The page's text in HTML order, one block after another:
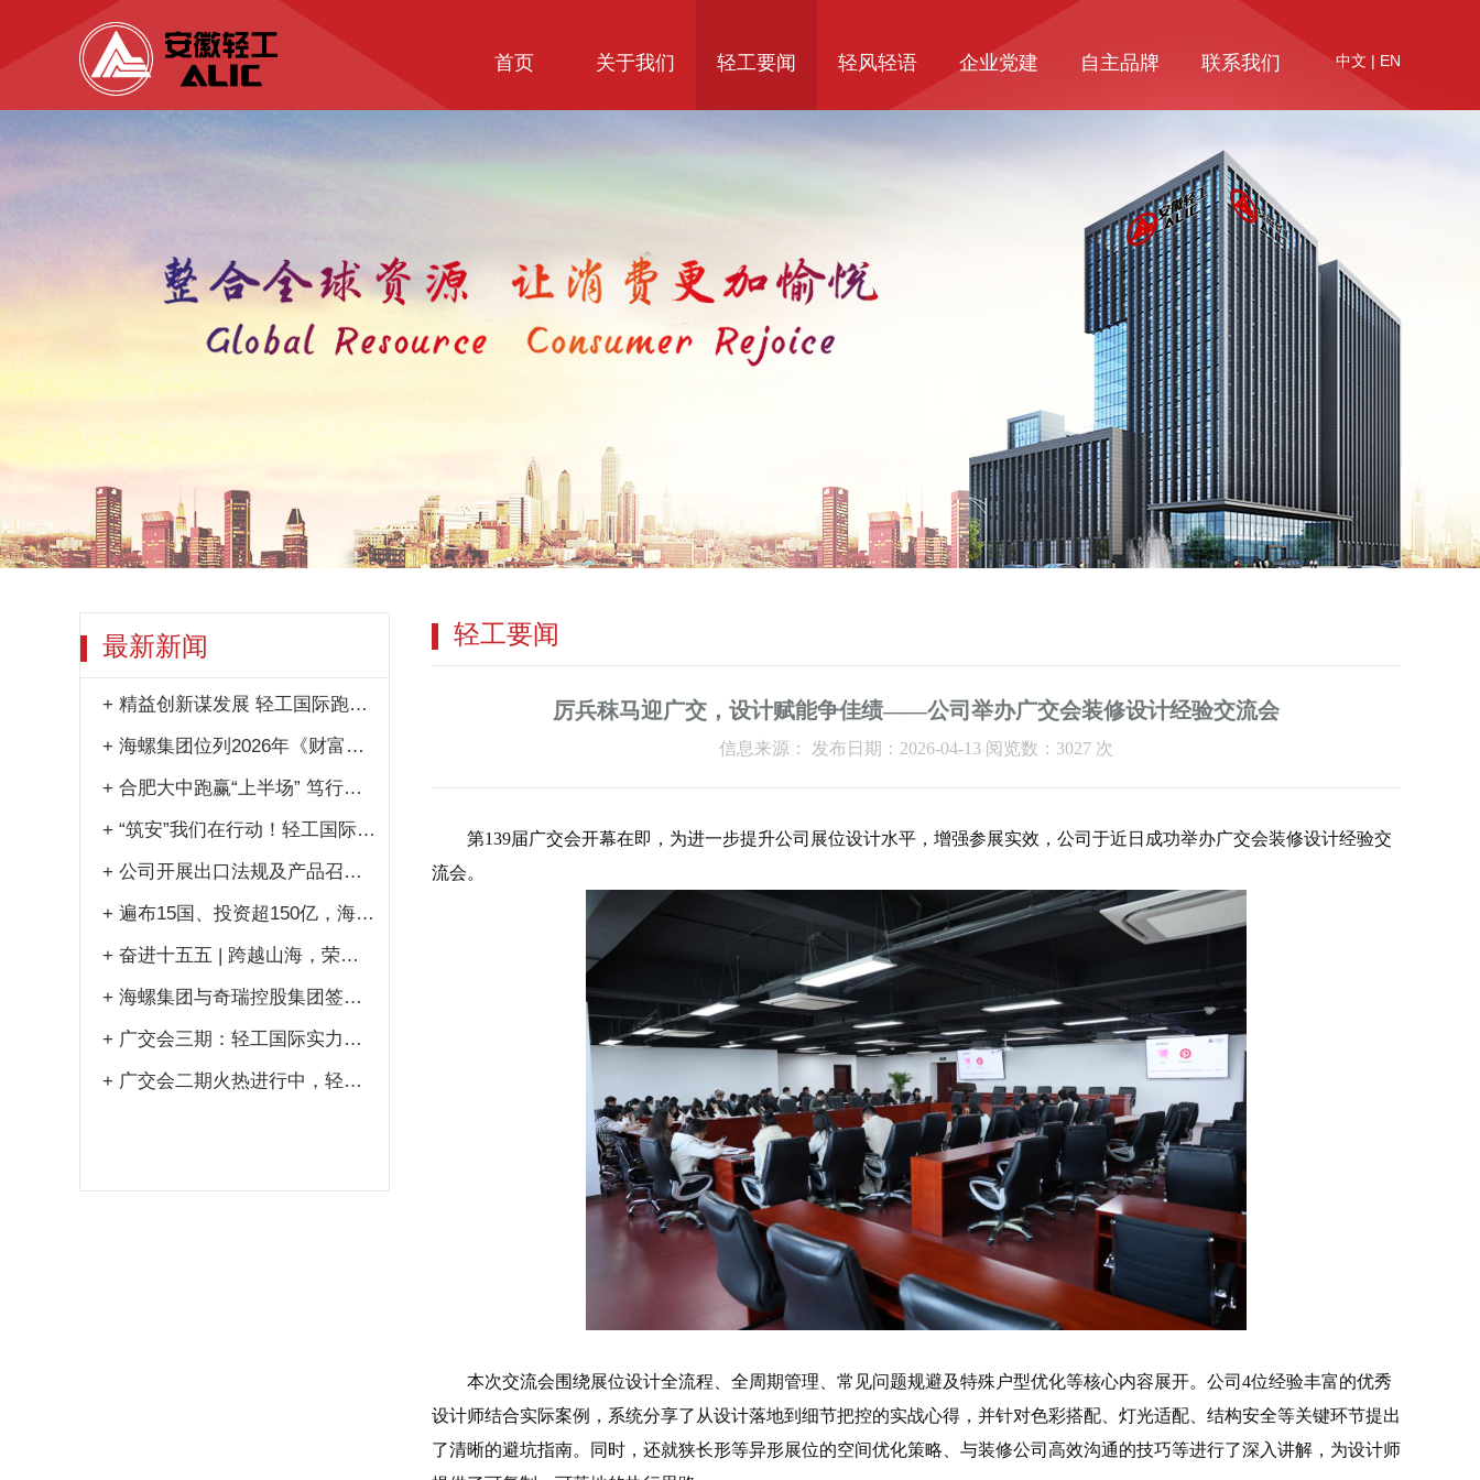
中文 | EN
首页 关于我们 轻工要闻 轻风轻语 企业党建 自主品牌 联系我们
最新新闻
+ 精益创新谋发展 轻工国际跑出提质增效加速度
+ 海螺集团位列2026年《财富》中国500强第181位
+ 合肥大中跑赢“上半场” 笃行实干奋进“全年红”
+ “筑安”我们在行动！轻工国际2026年安全生产月活动多点开花
+ 公司开展出口法规及产品召回警示专项培训
+ 遍布15国、投资超150亿，海螺交出RCEP亮眼答卷
+ 奋进十五五 | 跨越山海，荣耀交付！这艘“轻工造”散货船踏浪出征
+ 海螺集团与奇瑞控股集团签署战略合作协议
+ 广交会三期：轻工国际实力出圈，尽显品质魅力
+ 广交会二期火热进行中，轻工国际展位再现热潮
轻工要闻
厉兵秣马迎广交，设计赋能争佳绩——公司举办广交会装修设计经验交流会
信息来源： 发布日期：2026-04-13 阅览数：3027 次
第139届广交会开幕在即，为进一步提升公司 展位设计水平， 增强参展实效，公司于近日成功举办广交会装修设计经验交
流会。
本次交流会围绕展位设计全流程、全周期管理、常见问题规避及特殊户型优化等核心内容展开。 公司 4位经验丰富的优秀
设计师结合实际案例，系统分享了 从设计落地到 细节把控的实战心得，并针对色彩搭配、灯光适配、结构安全等关键环节提出
了清晰的避坑指南。同时，还就狭长形等异形展位的空间优化策略、与装修公司高效沟通的技巧等进行了深入讲解，为设计师